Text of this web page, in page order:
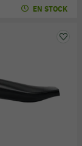
EN STOCK